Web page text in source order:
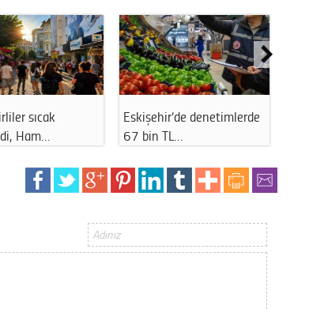
denetimlerde
bin TL…
Eskişehir'de sokak
müzisyeninin sır…